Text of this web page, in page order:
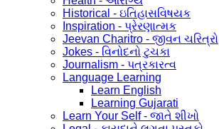
Historical - ઇતિહાસવિષયક
Inspiration - પ્રેરણાત્મક
Jeevan Charitro - જીવન ચરિત્રો
Jokes - વિનોદનો ટુચકા
Journalism - પત્રકારત્વ
Language Learning
Learn English
Learning Gujarati
Learn Your Self - જાતે શીખો